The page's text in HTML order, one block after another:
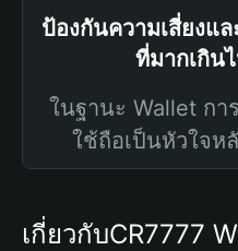
ป้องกันความเสี่ยงแ
ที่มากเกิน
ในฐานะ Wallet ก
ใช้ถือเป็นหัวใจห
เกี่ยวกับCR7777